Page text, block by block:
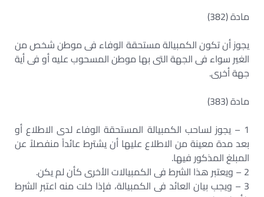
مادة (382)
يجوز أن تكون الكمبيالة مستحقة الوفاء فى موطن شخص من
الغير سواء فى الجهة التى بها موطن المسحوب عليه أو فى أية
جهة أخرى.
مادة (383)
1 – يجوز لساحب الكمبيالة المستحقة الوفاء لدى الاطلاع أو
بعد مدة معينة من الاطلاع عليها أن يشترط عائداً منفصلاً عن
المبلغ المذكور فيها.
2 – ويعتبر هذا الشرط فى الكمبيالات الأخرى كأن لم يكن.
3 – ويجب بيان العائد فى الكمبيالة، فإذا خلت منه اعتبر الشرط